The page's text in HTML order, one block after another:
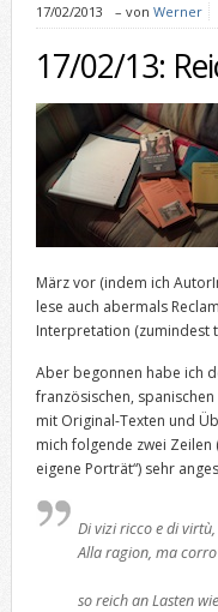
17/02/2013 – von Werner
17/02/13:
März vor (indem ich
lese auch abermals
Interpretation (zumindest
Aber begonnen habe ich
französischen,
mit Original-Texten und
mich folgende zwei
eigene Porträt“) sehr
Di vizi ricco e di
Alla ragion, ma
so reich an Lasten